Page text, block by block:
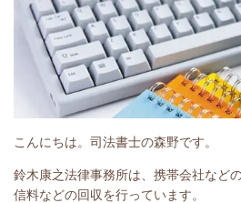
こんにちは。司法書士の森野です。
鈴木康之法律事務所は、携帯会社など
信料などの回収を行っています。